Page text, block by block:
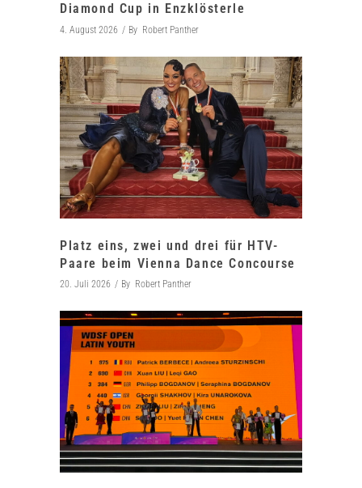
Diamond Cup in Enzklösterle
4. August 2026 By Robert Panther
Platz eins, zwei und drei für HTV-
Paare beim Vienna Dance Concourse
20. Juli 2026 By Robert Panther